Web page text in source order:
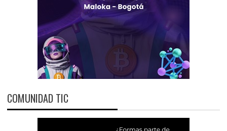
COMUNIDAD TIC